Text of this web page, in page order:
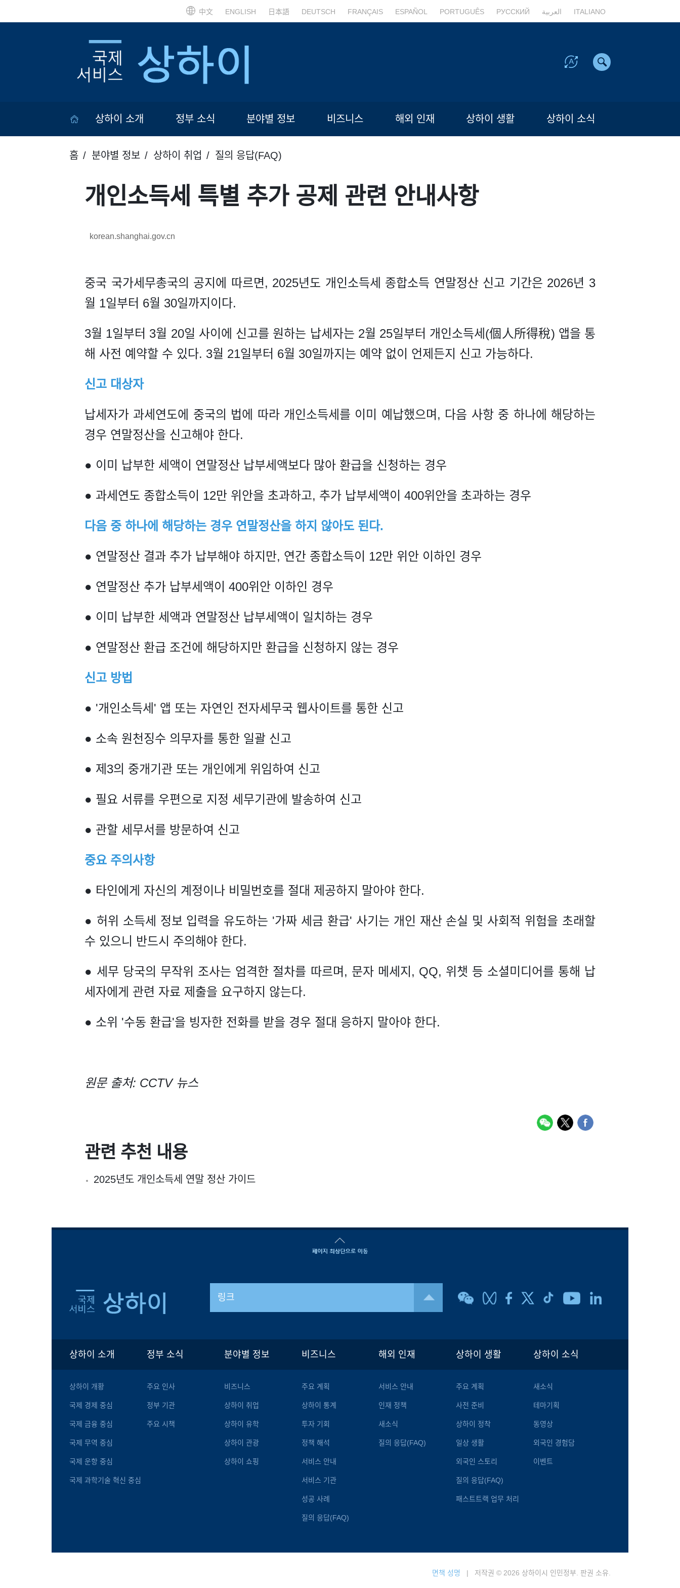
中文 ENGLISH 日本語 DEUTSCH FRANÇAIS ESPAÑOL PORTUGUÊS РУССКИЙ العربية ITALIANO
상하이 소개 정부 소식 분야별 정보 비즈니스 해외 인재 상하이 생활 상하이 소식
홈 분야별 정보 상하이 취업 질의 응답(FAQ)
개인소득세 특별 추가 공제 관련 안내사항
korean.shanghai.gov.cn
중국 국가세무총국의 공지에 따르면, 2025년도 개인소득세 종합소득 연말정산 신고 기간은 2026년 3
월 1일부터 6월 30일까지이다.
3월 1일부터 3월 20일 사이에 신고를 원하는 납세자는 2월 25일부터 개인소득세(個人所得稅) 앱을 통
해 사전 예약할 수 있다. 3월 21일부터 6월 30일까지는 예약 없이 언제든지 신고 가능하다.
신고 대상자
납세자가 과세연도에 중국의 법에 따라 개인소득세를 이미 예납했으며, 다음 사항 중 하나에 해당하는
경우 연말정산을 신고해야 한다.
● 이미 납부한 세액이 연말정산 납부세액보다 많아 환급을 신청하는 경우
● 과세연도 종합소득이 12만 위안을 초과하고, 추가 납부세액이 400위안을 초과하는 경우
다음 중 하나에 해당하는 경우 연말정산을 하지 않아도 된다.
● 연말정산 결과 추가 납부해야 하지만, 연간 종합소득이 12만 위안 이하인 경우
● 연말정산 추가 납부세액이 400위안 이하인 경우
● 이미 납부한 세액과 연말정산 납부세액이 일치하는 경우
● 연말정산 환급 조건에 해당하지만 환급을 신청하지 않는 경우
신고 방법
● '개인소득세' 앱 또는 자연인 전자세무국 웹사이트를 통한 신고
● 소속 원천징수 의무자를 통한 일괄 신고
● 제3의 중개기관 또는 개인에게 위임하여 신고
● 필요 서류를 우편으로 지정 세무기관에 발송하여 신고
● 관할 세무서를 방문하여 신고
중요 주의사항
● 타인에게 자신의 계정이나 비밀번호를 절대 제공하지 말아야 한다.
● 허위 소득세 정보 입력을 유도하는 '가짜 세금 환급' 사기는 개인 재산 손실 및 사회적 위험을 초래할
수 있으니 반드시 주의해야 한다.
● 세무 당국의 무작위 조사는 엄격한 절차를 따르며, 문자 메세지, QQ, 위챗 등 소셜미디어를 통해 납
세자에게 관련 자료 제출을 요구하지 않는다.
● 소위 '수동 환급'을 빙자한 전화를 받을 경우 절대 응하지 말아야 한다.
원문 출처: CCTV 뉴스
관련 추천 내용
2025년도 개인소득세 연말 정산 가이드
링크
상하이 소개
상하이 개황
국제 경제 중심
국제 금융 중심
국제 무역 중심
국제 운항 중심
국제 과학기술 혁신 중심
정부 소식
주요 인사
정부 기관
주요 시책
분야별 정보
비즈니스
상하이 취업
상하이 유학
상하이 관광
상하이 쇼핑
비즈니스
주요 계획
상하이 통계
투자 기회
정책 해석
서비스 안내
서비스 기관
성공 사례
질의 응답(FAQ)
해외 인재
서비스 안내
인재 정책
새소식
질의 응답(FAQ)
상하이 생활
주요 계획
사전 준비
상하이 정착
일상 생활
외국인 스토리
질의 응답(FAQ)
패스트트랙 업무 처리
상하이 소식
새소식
테마기획
동영상
외국인 경험담
이벤트
면책 성명 | 저작권 © 2026 상하이시 인민정부. 판권 소유.